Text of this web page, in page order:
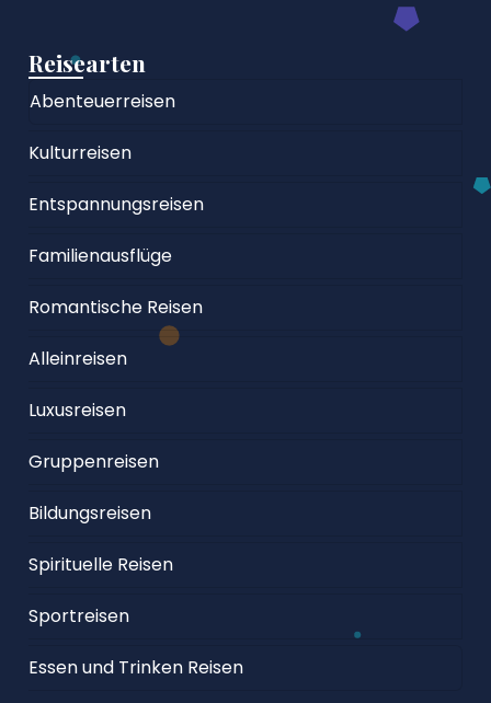
Reisearten
Abenteuerreisen
Kulturreisen
Entspannungsreisen
Familienausflüge
Romantische Reisen
Alleinreisen
Luxusreisen
Gruppenreisen
Bildungsreisen
Spirituelle Reisen
Sportreisen
Essen und Trinken Reisen